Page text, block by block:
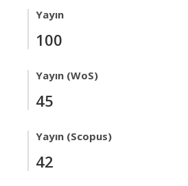
Yayın
100
Yayın (WoS)
45
Yayın (Scopus)
42